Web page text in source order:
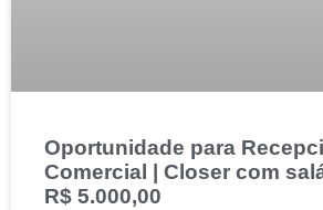
Oportunidade para
Comercial | Closer com
R$ 5.000,00